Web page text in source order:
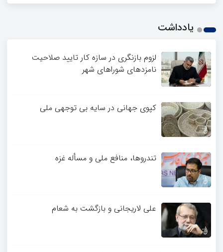
یادداشت
لزوم بازنگری در سازه کار تایید صلاحیت
نامزدهای شوراهای شهر
کپوی جهانی در سایه بی توجهی ملی
تندروها، منافع ملی و مسأله غزه
علی لاریجانی و بازگشت به شعام